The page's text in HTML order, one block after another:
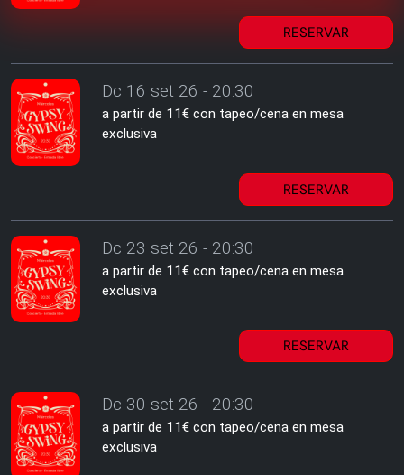
RESERVAR
Dc 16 set 26 - 20:30
a partir de 11€ con tapeo/cena en mesa
exclusiva
RESERVAR
Dc 23 set 26 - 20:30
a partir de 11€ con tapeo/cena en mesa
exclusiva
RESERVAR
Dc 30 set 26 - 20:30
a partir de 11€ con tapeo/cena en mesa
exclusiva